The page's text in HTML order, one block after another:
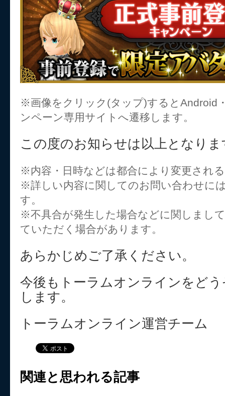
※画像をクリック(タップ)するとAndroid
ンペーン専用サイトへ遷移します。
この度のお知らせは以上となりま
※内容・日時などは都合により変更され
※詳しい内容に関してのお問い合わせに
す。
※不具合が発生した場合などに関しまし
ていただく場合があります。
あらかじめご了承ください。
今後もトーラムオンラインをど
します。
トーラムオンライン運営チーム
関連と思われる記事